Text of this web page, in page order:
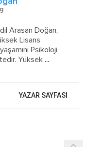
Arasan Doğan,
Lisans
Psikoloji
Yüksek ...
YAZAR SAYFASI